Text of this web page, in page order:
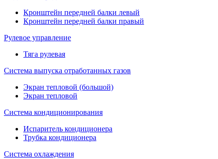
Кронштейн передней балки левый
Кронштейн передней балки правый
Рулевое управление
Тяга рулевая
Система выпуска отработанных газов
Экран тепловой (большой)
Экран тепловой
Система кондиционирования
Испаритель кондиционера
Трубка кондиционера
Система охлаждения